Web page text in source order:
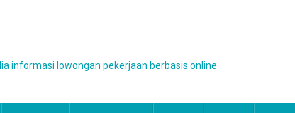
informasi lowongan pekerjaan berbasis online